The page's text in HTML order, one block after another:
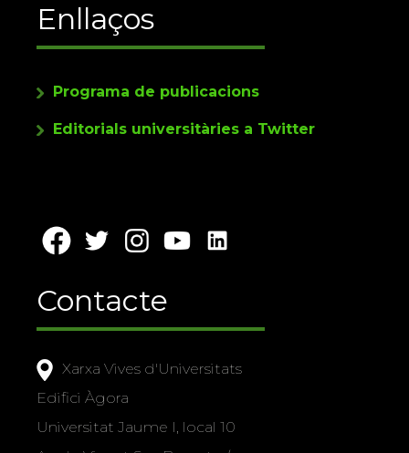
Enllaços
Programa de publicacions
Editorials universitàries a Twitter
Contacte
Xarxa Vives d'Universitats
Edifici Àgora
Universitat Jaume I, local 10